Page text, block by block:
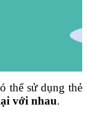
thể sử dụng thẻ
với nhau.